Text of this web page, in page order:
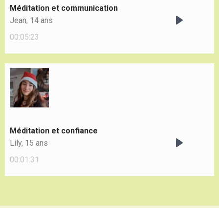
Méditation et communication
Jean, 14 ans
00:05:23
Méditation et confiance
Lily, 15 ans
00:01:31